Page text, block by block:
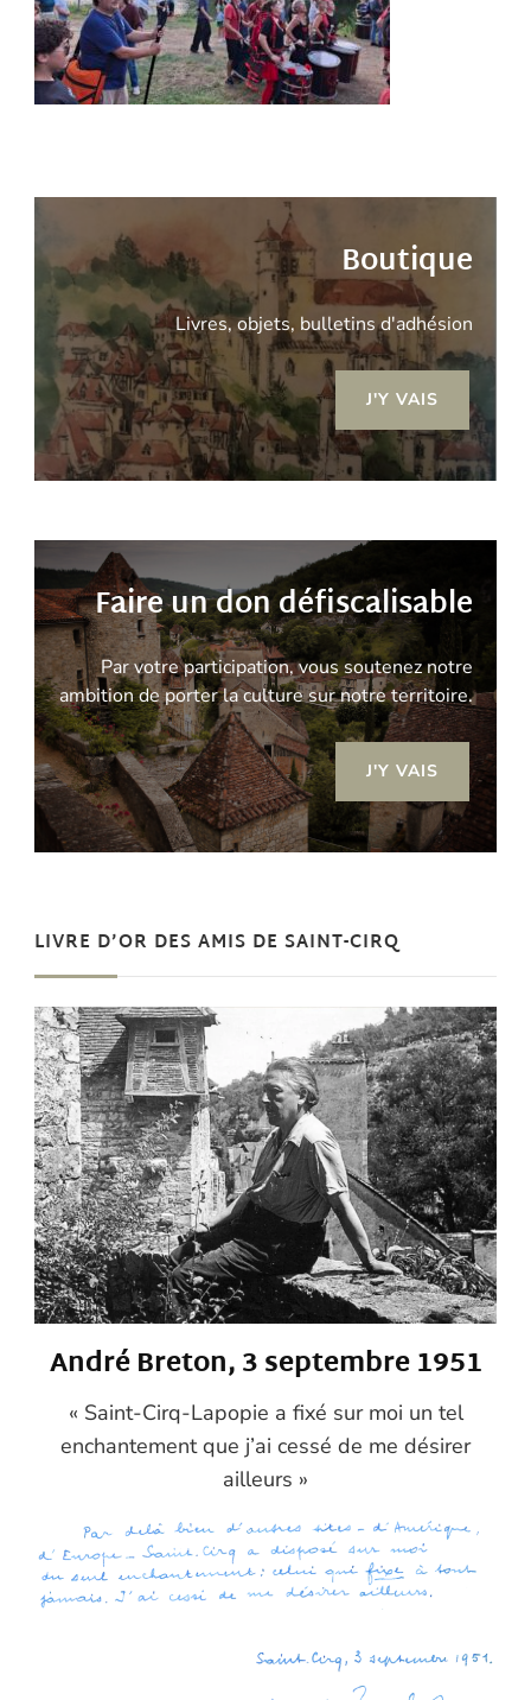
Boutique
Livres, objets, bulletins d'adhésion
J'Y VAIS
Faire un don défiscalisable
Par votre participation, vous soutenez notre
ambition de porter la culture sur notre territoire.
J'Y VAIS
LIVRE D’OR DES AMIS DE SAINT-CIRQ
André Breton, 3 septembre 1951
« Saint-Cirq-Lapopie a fixé sur moi un tel
enchantement que j’ai cessé de me désirer
ailleurs »